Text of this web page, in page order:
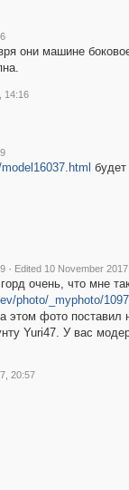
они машине
14:16
· Edited 10 November
очень, что мне
photo/_myphoto/
этом фото
Yuri47. У вас
20:57